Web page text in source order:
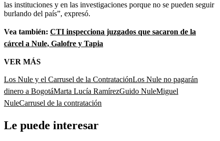
las instituciones y en las investigaciones porque no se pueden seguir
burlando del país”, expresó.
Vea también: CTI inspecciona juzgados que sacaron de la
cárcel a Nule, Galofre y Tapia
VER MÁS
Los Nule y el Carrusel de la ContrataciónLos Nule no pagarán
dinero a BogotáMarta Lucía RamírezGuido NuleMiguel
NuleCarrusel de la contratación
Le puede interesar